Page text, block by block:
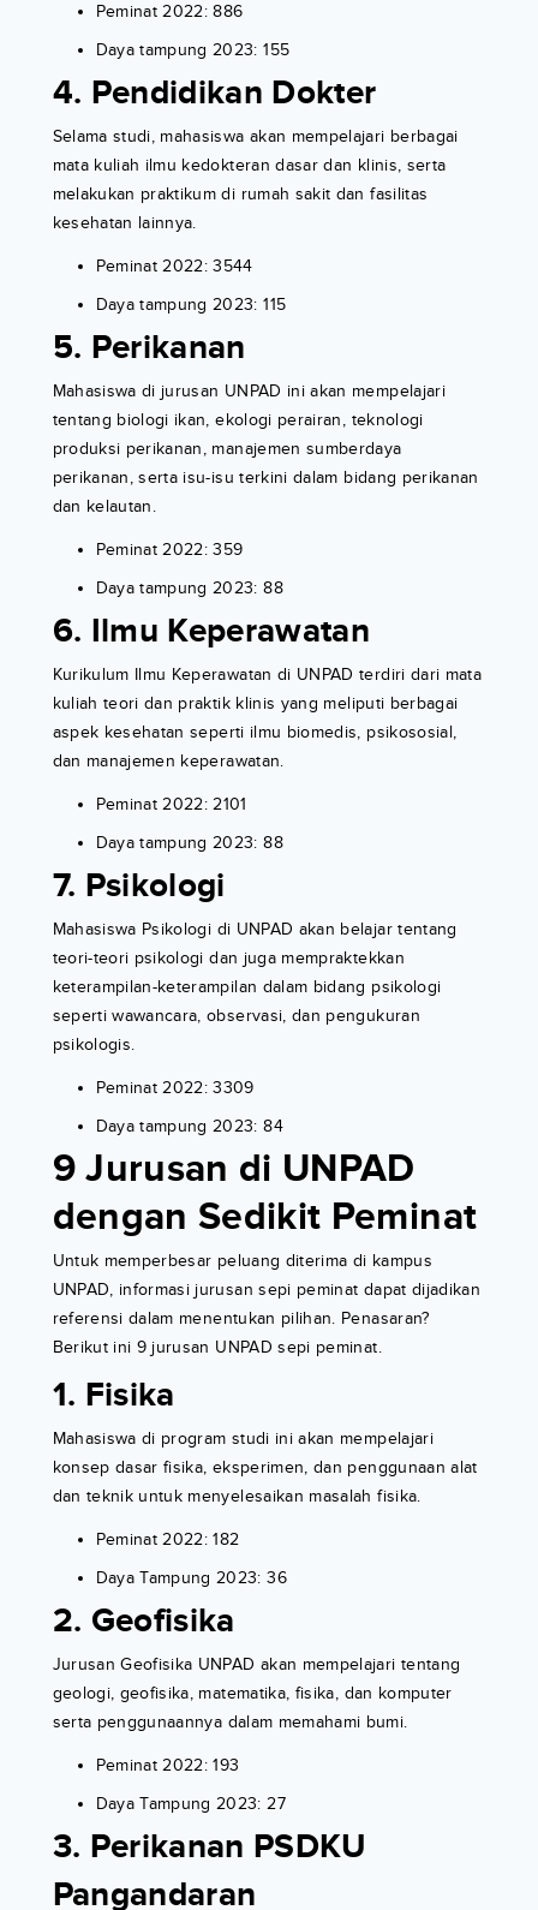
Peminat 2022: 886
Daya tampung 2023: 155
4. Pendidikan Dokter
Selama studi, mahasiswa akan mempelajari berbagai
mata kuliah ilmu kedokteran dasar dan klinis, serta
melakukan praktikum di rumah sakit dan fasilitas
kesehatan lainnya.
Peminat 2022: 3544
Daya tampung 2023: 115
5. Perikanan
Mahasiswa di jurusan UNPAD ini akan mempelajari
tentang biologi ikan, ekologi perairan, teknologi
produksi perikanan, manajemen sumberdaya
perikanan, serta isu-isu terkini dalam bidang perikanan
dan kelautan.
Peminat 2022: 359
Daya tampung 2023: 88
6. Ilmu Keperawatan
Kurikulum Ilmu Keperawatan di UNPAD terdiri dari mata
kuliah teori dan praktik klinis yang meliputi berbagai
aspek kesehatan seperti ilmu biomedis, psikososial,
dan manajemen keperawatan.
Peminat 2022: 2101
Daya tampung 2023: 88
7. Psikologi
Mahasiswa Psikologi di UNPAD akan belajar tentang
teori-teori psikologi dan juga mempraktekkan
keterampilan-keterampilan dalam bidang psikologi
seperti wawancara, observasi, dan pengukuran
psikologis.
Peminat 2022: 3309
Daya tampung 2023: 84
9 Jurusan di UNPAD
dengan Sedikit Peminat
Untuk memperbesar peluang diterima di kampus
UNPAD, informasi jurusan sepi peminat dapat dijadikan
referensi dalam menentukan pilihan. Penasaran?
Berikut ini 9 jurusan UNPAD sepi peminat.
1. Fisika
Mahasiswa di program studi ini akan mempelajari
konsep dasar fisika, eksperimen, dan penggunaan alat
dan teknik untuk menyelesaikan masalah fisika.
Peminat 2022: 182
Daya Tampung 2023: 36
2. Geofisika
Jurusan Geofisika UNPAD akan mempelajari tentang
geologi, geofisika, matematika, fisika, dan komputer
serta penggunaannya dalam memahami bumi.
Peminat 2022: 193
Daya Tampung 2023: 27
3. Perikanan PSDKU
Pangandaran